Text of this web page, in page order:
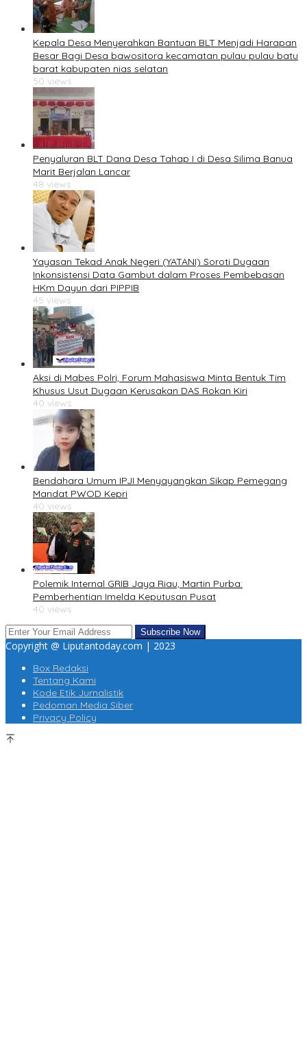
Kepala Desa Menyerahkan Bantuan BLT Menjadi Harapan
Besar Bagi Desa bawositora kecamatan pulau pulau batu
barat kabupaten nias selatan
50 views
Penyaluran BLT Dana Desa Tahap I di Desa Silima Banua
Marit Berjalan Lancar
48 views
Yayasan Tekad Anak Negeri (YATANI) Soroti Dugaan
Inkonsistensi Data Gambut dalam Proses Pembebasan
HKm Dayun dari PIPPIB
45 views
Aksi di Mabes Polri, Forum Mahasiswa Minta Bentuk Tim
Khusus Usut Dugaan Kerusakan DAS Rokan Kiri
40 views
Bendahara Umum IPJI Menyayangkan Sikap Pemegang
Mandat PWOD Kepri
40 views
Polemik Internal GRIB Jaya Riau, Martin Purba:
Pemberhentian Imelda Keputusan Pusat
40 views
Copyright @ Liputantoday.com | 2023
Box Redaksi
Tentang Kami
Kode Etik Jurnalistik
Pedoman Media Siber
Privacy Policy